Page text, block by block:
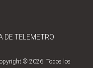
DE TELEMETRO
© 2026. Todos los